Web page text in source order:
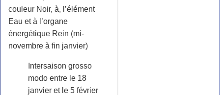
couleur Noir, à, l’élément
Eau et à l’organe
énergétique Rein (mi-
novembre à fin janvier)
Intersaison grosso
modo entre le 18
janvier et le 5 février